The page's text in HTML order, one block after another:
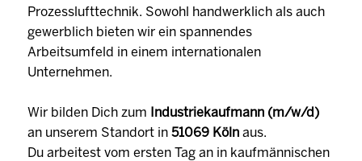
Prozesslufttechnik. Sowohl handwerklich als auch
gewerblich bieten wir ein spannendes
Arbeitsumfeld in einem internationalen
Unternehmen.
Wir bilden Dich zum Industriekaufmann (m/w/d)
an unserem Standort in 51069 Köln aus.
Du arbeitest vom ersten Tag an in kaufmännischen